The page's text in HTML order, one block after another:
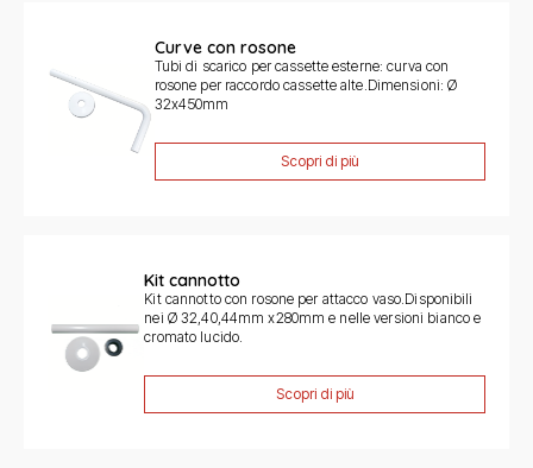
Curve con rosone
Tubi di scarico per cassette esterne: curva con
rosone per raccordo cassette alte.Dimensioni: Ø
32x450mm
Scopri di più
Kit cannotto
Kit cannotto con rosone per attacco vaso.Disponibili
nei Ø 32,40,44mm x280mm e nelle versioni bianco e
cromato lucido.
Scopri di più